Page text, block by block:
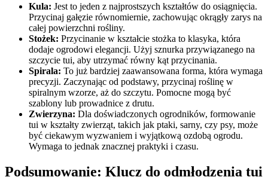
Kula: Jest to jeden z najprostszych kształtów do osiągnięcia.
Przycinaj gałęzie równomiernie, zachowując okrągły zarys na
całej powierzchni rośliny.
Stożek: Przycinanie w kształcie stożka to klasyka, która
dodaje ogrodowi elegancji. Użyj sznurka przywiązanego na
szczycie tui, aby utrzymać równy kąt przycinania.
Spirala: To już bardziej zaawansowana forma, która wymaga
precyzji. Zaczynając od podstawy, przycinaj roślinę w
spiralnym wzorze, aż do szczytu. Pomocne mogą być
szablony lub prowadnice z drutu.
Zwierzyna: Dla doświadczonych ogrodników, formowanie
tui w kształty zwierząt, takich jak ptaki, sarny, czy psy, może
być ciekawym wyzwaniem i wyjątkową ozdobą ogrodu.
Wymaga to jednak znacznej praktyki i czasu.
Podsumowanie: Klucz do odmłodzenia tui